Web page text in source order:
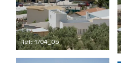
Ref: 1704_05